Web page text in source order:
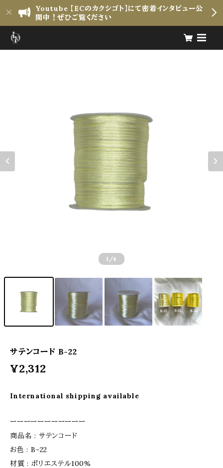
Youtube 【ECのカクシゴト】にて密着インタビュー公
開中！ぜひご覧ください
1 /4
サテンコード B-22
¥2,312
International shipping available
ーーーーーーーーーーー
商品名 : サテンコード
お色 : B-22
材質 : ポリエステル100%